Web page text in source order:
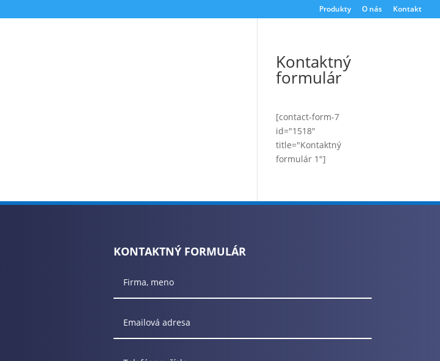
Produkty O nás Kontakt
Kontaktný
formulár
[contact-form-7
id="1518"
title="Kontaktný
formulár 1"]
KONTAKTNÝ FORMULÁR